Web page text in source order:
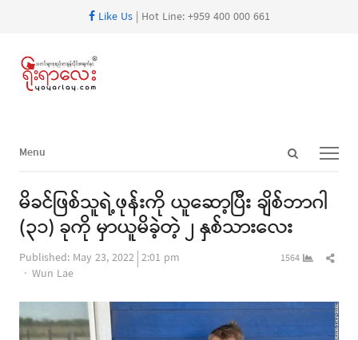
Like Us| Hot Line: +959 400 000 661
Open
panel
Menu
Menu
မိခင်ဖြစ်သူရဲ့ဖုန်းကို ယူဆော့ပြီး ချိစ်ဘာဂါ
(၃၁) ခုကို မှာယူမိခဲ့တဲ့ ၂ နှစ်သားလေး
Published: May 23, 2022 2:01 pm
Author
Wun Lae
1564